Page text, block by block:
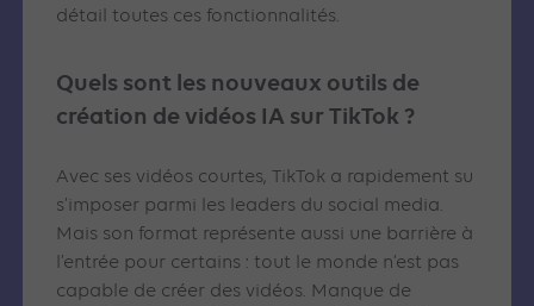
détail toutes ces fonctionnalités.
Quels sont les nouveaux outils de
création de vidéos IA sur TikTok ?
Avec ses vidéos courtes, TikTok a rapidement su
s’imposer parmi les leaders du social media.
Mais son format représente aussi une barrière à
l’entrée pour certains : tout le monde n’est pas
capable de créer des vidéos. Manque de